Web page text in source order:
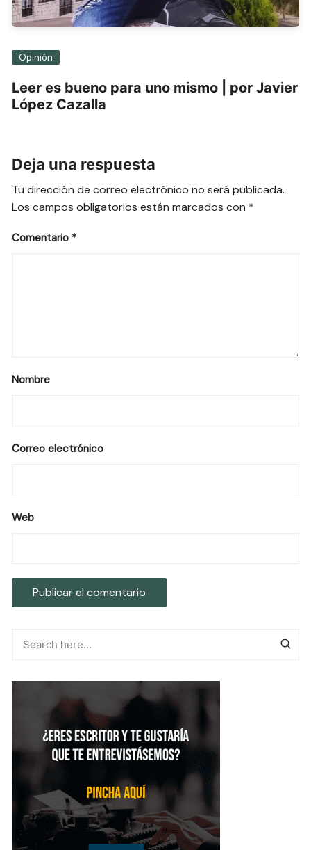
Opinión
Leer es bueno para uno mismo | por Javier
López Cazalla
Deja una respuesta
Tu dirección de correo electrónico no será publicada.
Los campos obligatorios están marcados con *
Comentario *
Nombre
Correo electrónico
Web